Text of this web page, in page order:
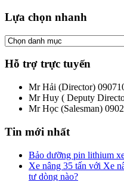
Lựa chọn nhanh
Hỗ trợ trực tuyến
Mr Hải (Director)
Mr Huy ( Deputy
Mr Học (Salesman)
Tin mới nhất
Bảo dưỡng pin lithium
Xe nâng 35 tấn với Xe
tư dòng nào?